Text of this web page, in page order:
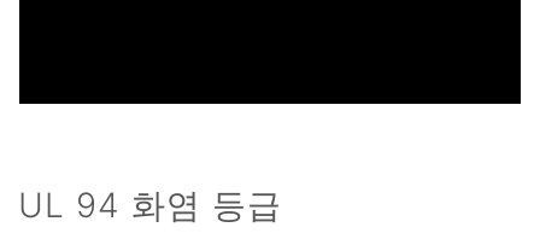
UL 94 화염 등급